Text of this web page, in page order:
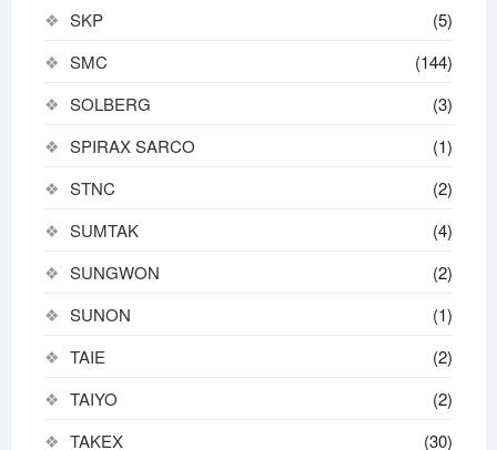
SKP
(5)
SMC
(144)
SOLBERG
(3)
SPIRAX SARCO
(1)
STNC
(2)
SUMTAK
(4)
SUNGWON
(2)
SUNON
(1)
TAIE
(2)
TAIYO
(2)
TAKEX
(30)